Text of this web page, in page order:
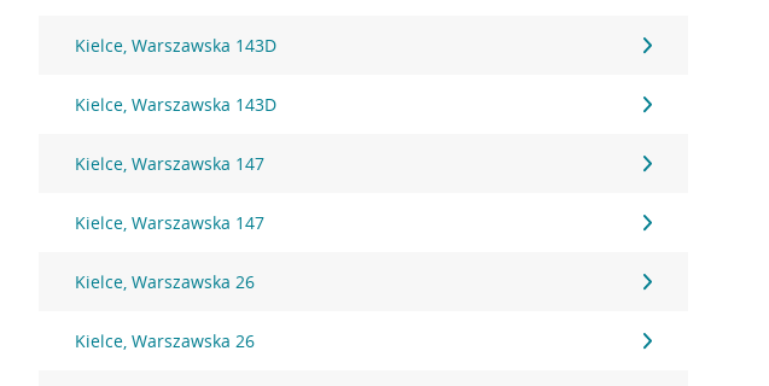
Kielce, Warszawska 143D
Kielce, Warszawska 143D
Kielce, Warszawska 147
Kielce, Warszawska 147
Kielce, Warszawska 26
Kielce, Warszawska 26